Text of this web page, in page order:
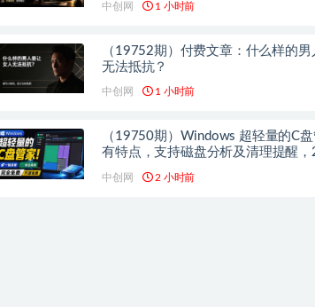
中创网 1 小时前
（19752期）付费文章：什么样的男
无法抵抗？
中创网 1 小时前
（19750期）Windows 超轻量的C
有特点，支持磁盘分析及清理提醒
中创网 2 小时前